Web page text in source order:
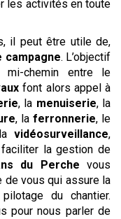
les activités en toute
il peut être utile de,
campagne. L’objectif
chemin entre le
font alors appel à
, la menuiserie, la
, la ferronnerie, le
vidéosurveillance,
la gestion de
du Perche vous
de vous qui assure la
du chantier.
pour nous parler de